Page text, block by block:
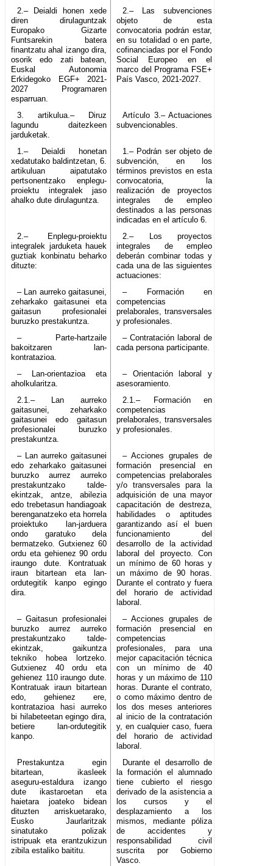
2.– Deialdi honen xede
diren dirulaguntzak
Europako Gizarte
Funtsarekin batera
finantzatu ahal izango dira,
osorik edo zati batean,
Euskal Autonomia
Erkidegoko EGF+ 2021-
2027 Programaren
esparruan.
2.– Las subvenciones
objeto de esta
convocatoria podrán estar,
en su totalidad o en parte,
cofinanciadas por el Fondo
Social Europeo en el
marco del Programa FSE+
País Vasco, 2021-2027.
3. artikulua.– Diruz
lagundu daitezkeen
jarduketak.
Artículo 3.– Actuaciones
subvencionables.
1.– Deialdi honetan
xedatutako baldintzetan, 6.
artikuluan aipatutako
pertsonentzako enplegu-
proiektu integralek jaso
ahalko dute dirulaguntza.
1.– Podrán ser objeto de
subvención, en los
términos previstos en esta
convocatoria, la
realización de proyectos
integrales de empleo
destinados a las personas
indicadas en el artículo 6.
2.– Enplegu-proiektu
integralek jarduketa hauek
guztiak konbinatu beharko
dituzte:
2.– Los proyectos
integrales de empleo
deberán combinar todas y
cada una de las siguientes
actuaciones:
– Lan aurreko gaitasunei,
zeharkako gaitasunei eta
gaitasun profesionalei
buruzko prestakuntza.
– Formación en
competencias
prelaborales, transversales
y profesionales.
– Parte-hartzaile
bakoitzaren lan-
kontratazioa.
– Contratación laboral de
cada persona participante.
– Lan-orientazioa eta
aholkularitza.
– Orientación laboral y
asesoramiento.
2.1.– Lan aurreko
gaitasunei, zeharkako
gaitasunei edo gaitasun
profesionalei buruzko
prestakuntza.
2.1.– Formación en
competencias
prelaborales, transversales
y profesionales.
– Lan aurreko gaitasunei
edo zeharkako gaitasunei
buruzko aurrez aurreko
prestakuntzako talde-
ekintzak, antze, abilezia
edo trebetasun handiagoak
berenganatzeko eta horrela
proiektuko lan-jarduera
ondo garatuko dela
bermatzeko. Gutxienez 60
ordu eta gehienez 90 ordu
iraungo dute. Kontratuak
iraun bitartean eta lan-
ordutegitik kanpo egingo
dira.
– Acciones grupales de
formación presencial en
competencias prelaborales
y/o transversales para la
adquisición de una mayor
capacitación de destreza,
habilidades o aptitudes
garantizando así el buen
funcionamiento del
desarrollo de la actividad
laboral del proyecto. Con
un mínimo de 60 horas y
un máximo de 90 horas.
Durante el contrato y fuera
del horario de actividad
laboral.
– Gaitasun profesionalei
buruzko aurrez aurreko
prestakuntzako talde-
ekintzak, gaikuntza
tekniko hobea lortzeko.
Gutxienez 40 ordu eta
gehienez 110 iraungo dute.
Kontratuak iraun bitartean
edo, gehienez ere,
kontratazioa hasi aurreko
bi hilabeteetan egingo dira,
betiere lan-ordutegitik
kanpo.
– Acciones grupales de
formación presencial en
competencias
profesionales, para una
mejor capacitación técnica
con un mínimo de 40
horas y un máximo de 110
horas. Durante el contrato,
o como máximo dentro de
los dos meses anteriores
al inicio de la contratación
y, en cualquier caso, fuera
del horario de actividad
laboral.
Prestakuntza egin
bitartean, ikasleek
aseguru-estaldura izango
dute ikastaroetan eta
haietara joateko bidean
dituzten arriskuetarako,
Eusko Jaurlaritzak
sinatutako polizak
istripuak eta erantzukizun
zibila estaliko baititu.
Durante el desarrollo de
la formación el alumnado
tiene cubierto el riesgo
derivado de la asistencia a
los cursos y el
desplazamiento a los
mismos, mediante póliza
de accidentes y
responsabilidad civil
suscrita por Gobierno
Vasco.